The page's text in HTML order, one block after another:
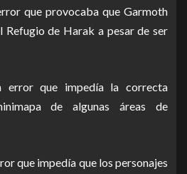
que provocaba que Garmoth
Refugio de Harak a pesar de ser
error que impedía la correcta
de algunas áreas de
que impedía que los personajes